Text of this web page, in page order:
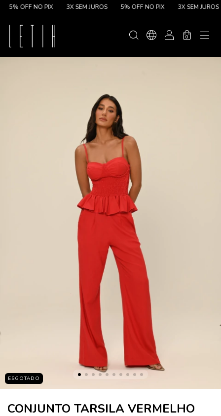
5% OFF NO PIX 3X SEM JUROS 5% OFF NO PIX 3X SEM JUROS
0
ESGOTADO
CONJUNTO TARSILA VERMELHO